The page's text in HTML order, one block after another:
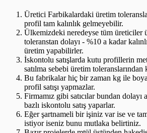
Üretici Farbikalardaki üretim
profil tam kalınlık gelmeyebilir.
Ülkemizdeki neredeyse tüm üreticiler
toleranstan dolayı - %10 a kadar
üretim yapabilirler.
İskontolu satışlarda kutu profillerin
satılma sebebi üretim toleranslarından
Bu fabrikalar hiç bir zaman kg ile
profil satışı yapmazlar.
Firmamız gibi satıcılar bundan dolayı
bazlı iskontolu satış yaparlar.
Eğer şartnameli bir işiniz var ise ve
istiyor iseniz bunu mutlaka belirtiniz.